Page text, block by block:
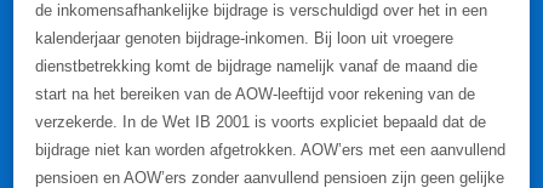
de inkomensafhankelijke bijdrage is verschuldigd over het in een
kalenderjaar genoten bijdrage-inkomen. Bij loon uit vroegere
dienstbetrekking komt de bijdrage namelijk vanaf de maand die
start na het bereiken van de AOW-leeftijd voor rekening van de
verzekerde. In de Wet IB 2001 is voorts expliciet bepaald dat de
bijdrage niet kan worden afgetrokken. AOW’ers met een aanvullend
pensioen en AOW’ers zonder aanvullend pensioen zijn geen gelijke